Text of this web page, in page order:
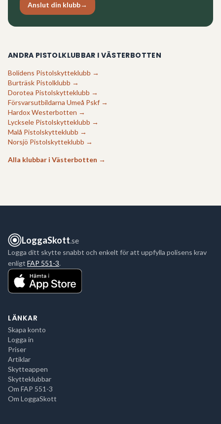
Anslut din klubb→
ANDRA PISTOLKLUBBAR I VÄSTERBOTTEN
Bolidens Pistolskytteklubb →
Burträsk Pistolklubb →
Dorotea Pistolskytteklubb →
Försvarsutbildarna Umeå Pskf →
Hardox Westerbotten →
Lycksele Pistolskytteklubb →
Malå Pistolskytteklubb →
Norsjö Pistolskytteklubb →
Alla klubbar i Västerbotten →
LoggaSkott.se
Logga ditt skytte snabbt och enkelt för att uppfylla polisens krav
enligt FAP 551-3.
LÄNKAR
Skapa konto
Logga in
Priser
Artiklar
Skytteappen
Skytteklubbar
Om FAP 551-3
Om LoggaSkott